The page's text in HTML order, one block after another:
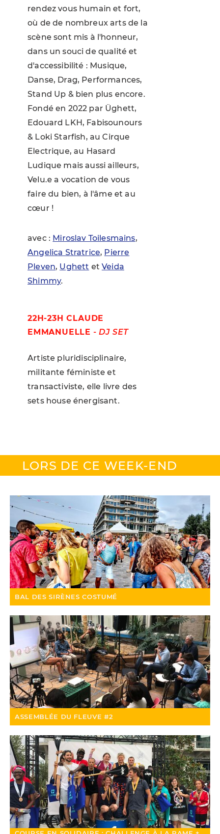
rendez vous humain et fort,
où de de nombreux arts de la
scène sont mis à l'honneur,
dans un souci de qualité et
d'accessibilité : Musique,
Danse, Drag, Performances,
Stand Up & bien plus encore.
Fondé en 2022 par Üghett,
Edouard LKH, Fabisounours
& Loki Starfish, au Cirque
Electrique, au Hasard
Ludique mais aussi ailleurs,
Velu.e a vocation de vous
faire du bien, à l'âme et au
cœur !
avec : Miroslav Toilesmains,
Angelica Stratrice, Pierre
Pleven, Ughett etVeida
Shimmy.
22H-23H CLAUDE
EMMANUELLE -DJ SET
Artiste pluridisciplinaire,
militante féministe et
transactiviste, elle livre des
sets house énergisant.
LORS DE CE WEEK-END
BAL DES SIRÈNES COSTUMÉ
ASSEMBLÉE DU FLEUVE #2